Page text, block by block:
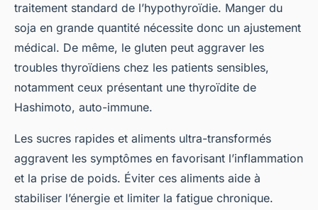
traitement standard de l’hypothyroïdie. Manger du
soja en grande quantité nécessite donc un ajustement
médical. De même, le gluten peut aggraver les
troubles thyroïdiens chez les patients sensibles,
notamment ceux présentant une thyroïdite de
Hashimoto, auto-immune.
Les sucres rapides et aliments ultra-transformés
aggravent les symptômes en favorisant l’inflammation
et la prise de poids. Éviter ces aliments aide à
stabiliser l’énergie et limiter la fatigue chronique.